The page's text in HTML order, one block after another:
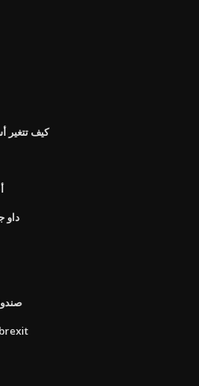
كيف تتغير
داو
المستثمرين في المملكة المتحدة brexit